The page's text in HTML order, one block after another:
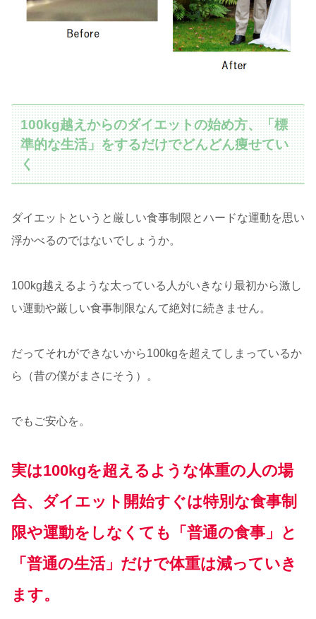
100kg越えからのダイエットの始め方、「標
準的な生活」をするだけでどんどん痩せてい
く
ダイエットというと厳しい食事制限とハードな運動を思い
浮かべるのではないでしょうか。
100kg越えるような太っている人がいきなり最初から激し
い運動や厳しい食事制限なんて絶対に続きません。
だってそれができないから100kgを超えてしまっているか
ら（昔の僕がまさにそう）。
でもご安心を。
実は100kgを超えるような体重の人の場
合、ダイエット開始すぐは特別な食事制
限や運動をしなくても「普通の食事」と
「普通の生活」だけで体重は減っていき
ます。